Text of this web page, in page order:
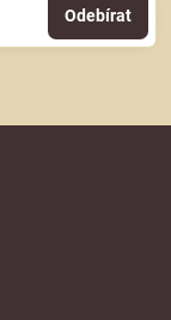
Odebírat